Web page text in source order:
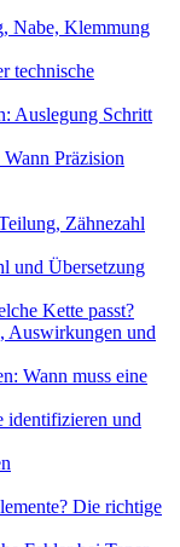
Nabe, Klemmung
technische
Auslegung Schritt
Präzision
Zähnezahl
und Übersetzung
Kette passt?
Auswirkungen und
Wann muss eine
identifizieren und
Die richtige